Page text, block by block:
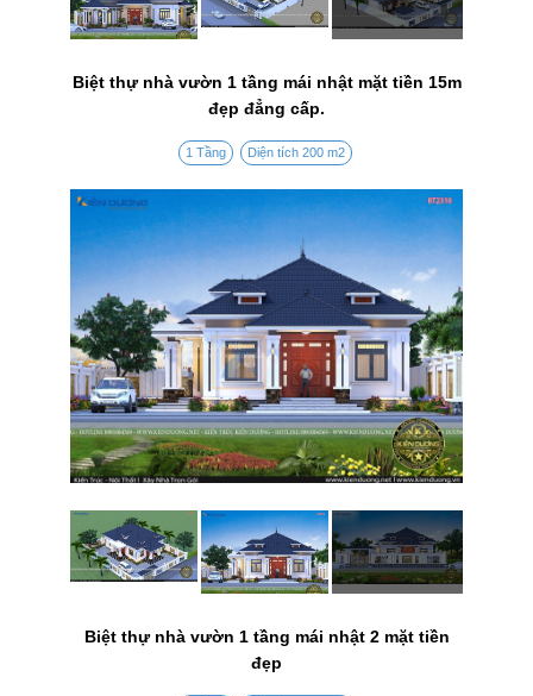
Biệt thự nhà vườn 1 tầng mái nhật mặt tiền 15m
đẹp đẳng cấp.
1 Tầng Diện tích 200 m2
Biệt thự nhà vườn 1 tầng mái nhật 2 mặt tiền
đẹp